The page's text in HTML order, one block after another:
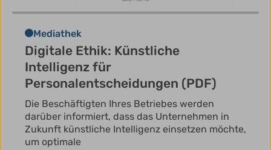
Mediathek
Digitale Ethik: Künstliche
Intelligenz für
Personalentscheidungen (PDF)
Die Beschäftigten Ihres Betriebes werden
darüber informiert, dass das Unternehmen in
Zukunft künstliche Intelligenz einsetzen möchte,
um optimale